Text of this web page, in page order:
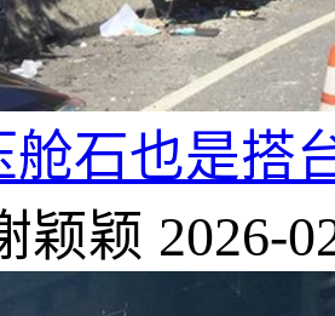
舱石也是搭
颖颖 2026-